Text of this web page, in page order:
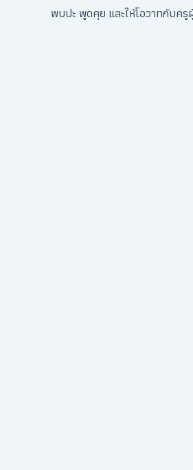
พบปะ พูดคุย และให้โอวาทกับครู